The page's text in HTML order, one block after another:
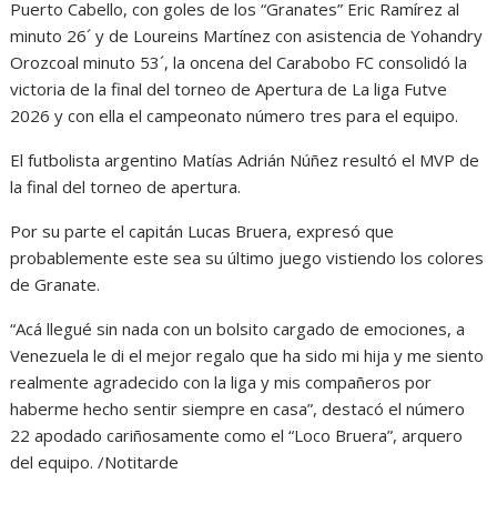
Puerto Cabello, con goles de los “Granates” Eric Ramírez al
minuto 26´ y de Loureins Martínez con asistencia de Yohandry
Orozcoal minuto 53´, la oncena del Carabobo FC consolidó la
victoria de la final del torneo de Apertura de La liga Futve
2026 y con ella el campeonato número tres para el equipo.
El futbolista argentino Matías Adrián Núñez resultó el MVP de
la final del torneo de apertura.
Por su parte el capitán Lucas Bruera, expresó que
probablemente este sea su último juego vistiendo los colores
de Granate.
“Acá llegué sin nada con un bolsito cargado de emociones, a
Venezuela le di el mejor regalo que ha sido mi hija y me siento
realmente agradecido con la liga y mis compañeros por
haberme hecho sentir siempre en casa”, destacó el número
22 apodado cariñosamente como el “Loco Bruera”, arquero
del equipo. /Notitarde